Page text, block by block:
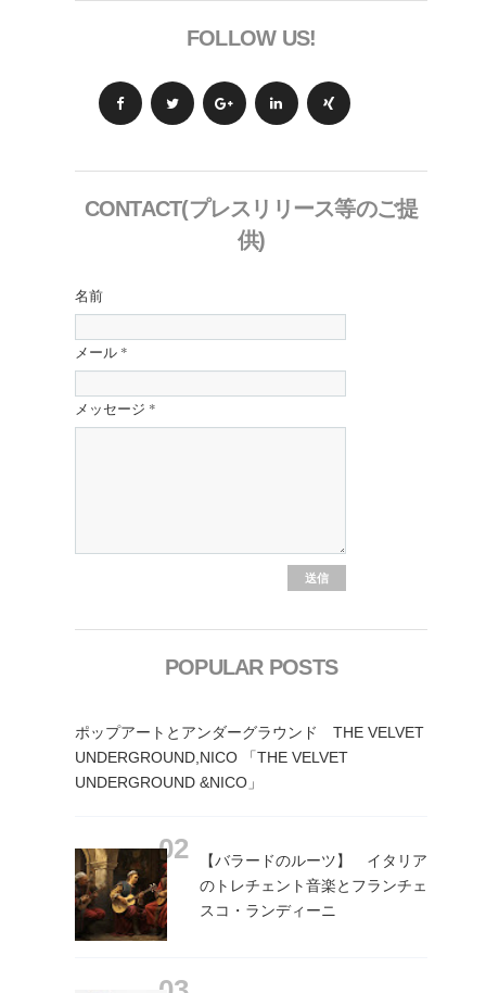
FOLLOW US!
CONTACT(プレスリリース等のご提
供)
名前
メール *
メッセージ *
POPULAR POSTS
ポップアートとアンダーグラウンド THE VELVET
UNDERGROUND,NICO 「THE VELVET
UNDERGROUND &NICO」
【バラードのルーツ】 イタリア
のトレチェント音楽とフランチェ
スコ・ランディーニ